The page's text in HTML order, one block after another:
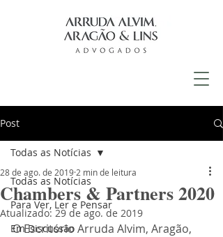
Post
Todas as Notícias
Para Ver, Ler e Pensar
Em Discussão
Todas as Notícias
Chambers & Partners 2020
28 de ago. de 2019 2 min de leitura
Atualizado: 29 de ago. de 2019
O Escritório Arruda Alvim, Aragão,